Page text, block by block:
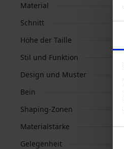
Material
Schnitt
Höhe der Taille
Stil und Funktion
Design und Muster
Bein
Shaping-Zonen
Materialstärke
Gelegenheit